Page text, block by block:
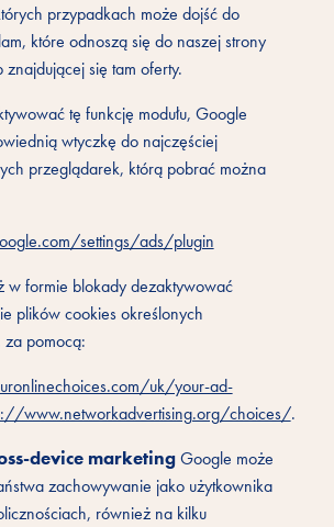
przypadkach może dojść do
które odnoszą się do naszej strony
znajdującej się tam oferty.
tę funkcję modułu, Google
wtyczkę do najczęściej
przeglądarek, którą pobrać można
settings/ads/plugin
w formie blokady dezaktywować
plików cookies określonych
pomocą:
uk/your-ad-
www.networkadvertising.org/choices/.
device marketingGoogle może
zachowywanie jako użytkownika
również na kilku